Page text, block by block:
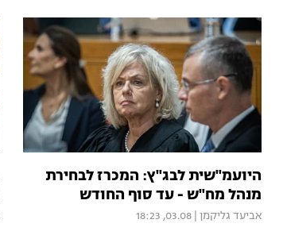
היועמ"שית לבג"ץ: המכרז לבחירת
מנהל מח"ש - עד סוף החודש
אביעד גליקמן 03.08, 18:23